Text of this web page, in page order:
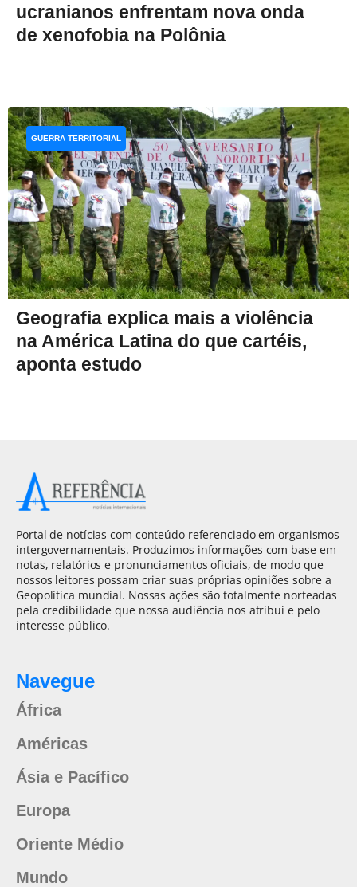
ucranianos enfrentam nova onda
de xenofobia na Polônia
Geografia explica mais a violência
na América Latina do que cartéis,
aponta estudo
GUERRA TERRITORIAL
Portal de notícias com conteúdo referenciado em organismos
intergovernamentais. Produzimos informações com base em
notas, relatórios e pronunciamentos oficiais, de modo que
nossos leitores possam criar suas próprias opiniões sobre a
Geopolítica mundial. Nossas ações são totalmente norteadas
pela credibilidade que nossa audiência nos atribui e pelo
interesse público.
Navegue
África
Américas
Ásia e Pacífico
Europa
Oriente Médio
Mundo